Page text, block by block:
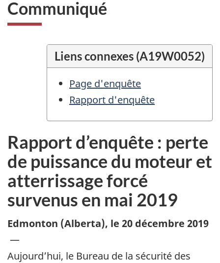
Communiqué
Liens connexes (A19W0052)
Page d'enquête
Rapport d'enquête
Rapport d’enquête : perte
de puissance du moteur et
atterrissage forcé
survenus en mai 2019
Edmonton (Alberta), le 20 décembre 2019
—
Aujourd’hui, le Bureau de la sécurité des